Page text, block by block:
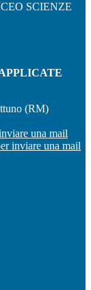
SCIENZE
(RM)
una mail
inviare una mail